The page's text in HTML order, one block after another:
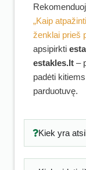
„Kaip
ženklai prieš
apsipirkti
estakles.lt –
padėti
parduotuvę.
Kiek yra